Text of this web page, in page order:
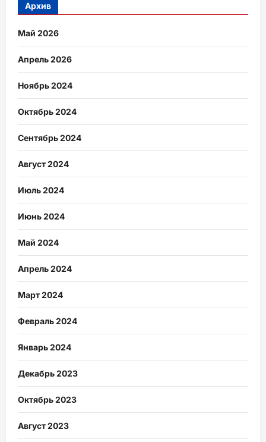
Архив
Май 2026
Апрель 2026
Ноябрь 2024
Октябрь 2024
Сентябрь 2024
Август 2024
Июль 2024
Июнь 2024
Май 2024
Апрель 2024
Март 2024
Февраль 2024
Январь 2024
Декабрь 2023
Октябрь 2023
Август 2023